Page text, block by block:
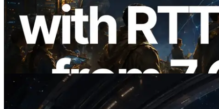
ERPC Breidt Solana Leader Slot API Uit
met Pingmeting vanuit 7 Wereldwijde
Regio’s — Validators Information API
Ook Gelanceerd